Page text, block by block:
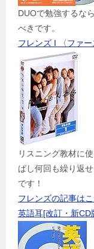
DUOで勉強するな
べきです。
フレンズ I 〈ファ
リスニング教材に
ぱし何回も繰り返
です！
フレンズの記事は
英語耳[改訂・新